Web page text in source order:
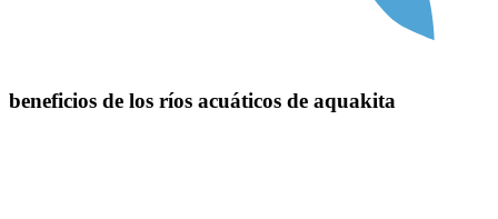
beneficios de los ríos acuáticos de aquakita